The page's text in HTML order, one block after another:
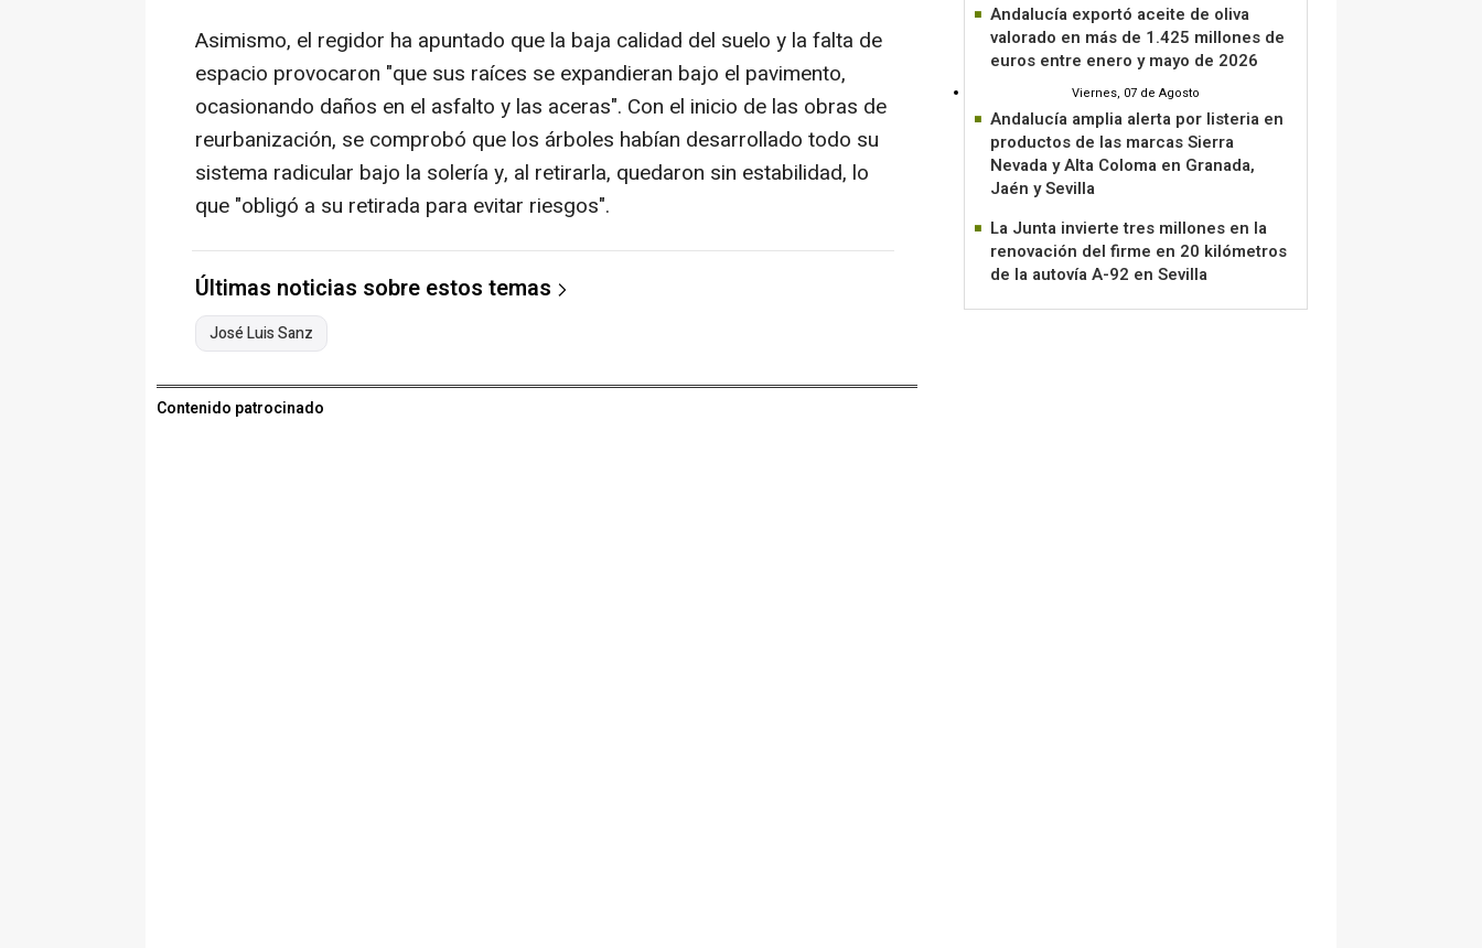
Asimismo, el regidor ha apuntado que la baja calidad del suelo y la falta de
espacio provocaron "que sus raíces se expandieran bajo el pavimento,
ocasionando daños en el asfalto y las aceras". Con el inicio de las obras de
reurbanización, se comprobó que los árboles habían desarrollado todo su
sistema radicular bajo la solería y, al retirarla, quedaron sin estabilidad, lo
que "obligó a su retirada para evitar riesgos".
Últimas noticias sobre estos temas
José Luis Sanz
Contenido patrocinado
Andalucía exportó aceite de oliva
valorado en más de 1.425 millones de
euros entre enero y mayo de 2026
Viernes, 07 de Agosto
Andalucía amplia alerta por listeria en
productos de las marcas Sierra
Nevada y Alta Coloma en Granada,
Jaén y Sevilla
La Junta invierte tres millones en la
renovación del firme en 20 kilómetros
de la autovía A-92 en Sevilla